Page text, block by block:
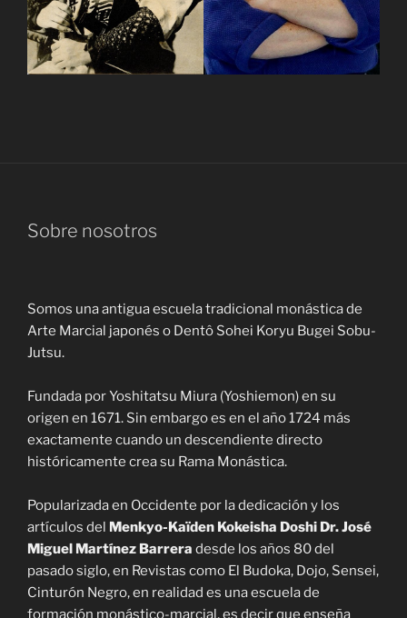
Sobre nosotros
Somos una antigua escuela tradicional monástica de
Arte Marcial japonés o Dentô Sohei Koryu Bugei Sobu-
Jutsu.
Fundada por Yoshitatsu Miura (Yoshiemon) en su
origen en 1671. Sin embargo es en el año 1724 más
exactamente cuando un descendiente directo
históricamente crea su Rama Monástica.
Popularizada en Occidente por la dedicación y los
artículos del
Menkyo-Kaïden Kokeisha Doshi Dr. José
Miguel Martínez Barrera desde los años 80 del
pasado siglo, en Revistas como El Budoka, Dojo, Sensei,
Cinturón Negro, en realidad es una escuela de
formación monástico-marcial, es decir que enseña